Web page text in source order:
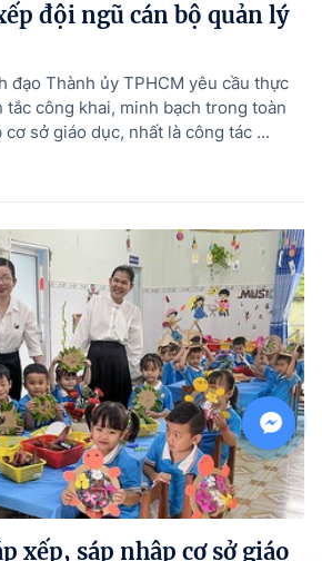
đội ngũ cán bộ quản lý
đạo Thành ủy TPHCM yêu cầu thực
công khai, minh bạch trong toàn
sở giáo dục, nhất là công tác ...
xếp, sáp nhập cơ sở giáo